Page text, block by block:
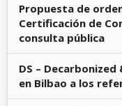
Propuesta de
Certificación de
consulta pública
DS –
en Bilbao a los